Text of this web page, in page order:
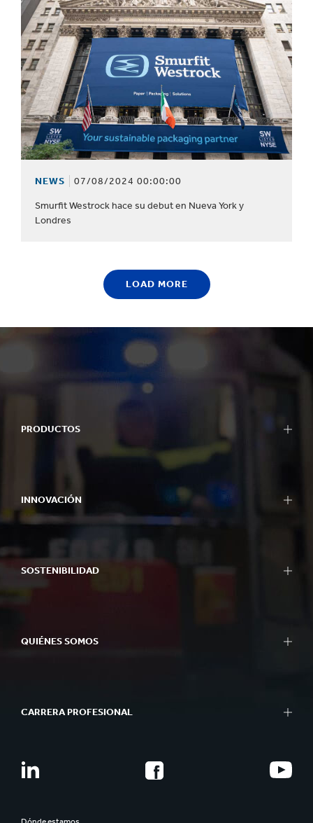
NEWS 07/08/2024 00:00:00
Smurfit Westrock hace su debut en Nueva York y
Londres
LOAD MORE
PRODUCTOS
INNOVACIÓN
SOSTENIBILIDAD
QUIÉNES SOMOS
CARRERA PROFESIONAL